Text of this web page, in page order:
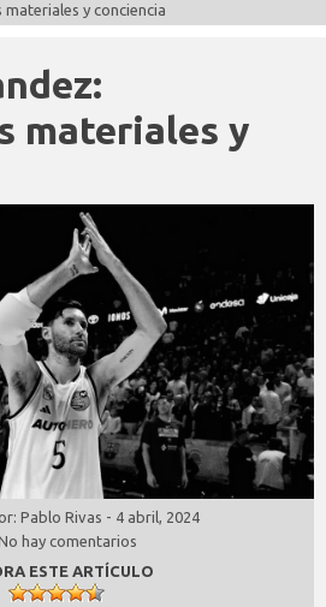
y conciencia
materiales y
Pablo Rivas - 4 abril, 2024
hay comentarios
ESTE ARTÍCULO